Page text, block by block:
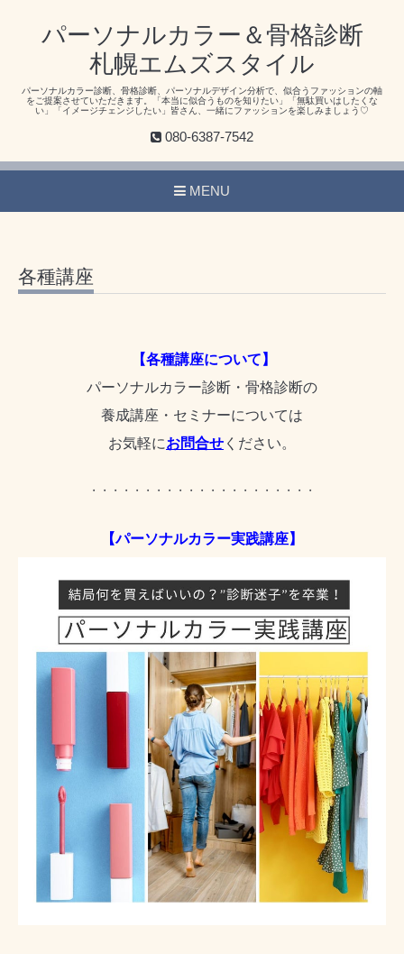
パーソナルカラー＆骨格診断
札幌エムズスタイル
パーソナルカラー診断、骨格診断、パーソナルデザイン分析で、似合うファッションの軸
をご提案させていただきます。「本当に似合うものを知りたい」「無駄買いはしたくな
い」「イメージチェンジしたい」皆さん、一緒にファッションを楽しみましょう♡
080-6387-7542
MENU
各種講座
【各種講座について】
パーソナルカラー診断・骨格診断の
養成講座・セミナーについては
お気軽にお問合せ ください。
・・・・・・・・・・・・・・・・・・・・・
【パーソナルカラー実践講座】